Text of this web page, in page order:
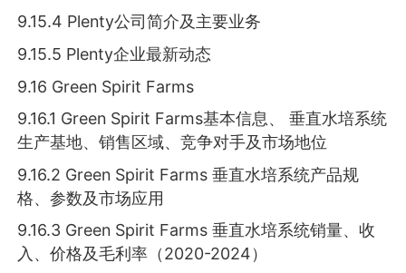
9.15.4 Plenty公司简介及主要业务
9.15.5 Plenty企业最新动态
9.16 Green Spirit Farms
9.16.1 Green Spirit Farms基本信息、 垂直水培系统
生产基地、销售区域、竞争对手及市场地位
9.16.2 Green Spirit Farms 垂直水培系统产品规
格、参数及市场应用
9.16.3 Green Spirit Farms 垂直水培系统销量、收
入、价格及毛利率（2020-2024）